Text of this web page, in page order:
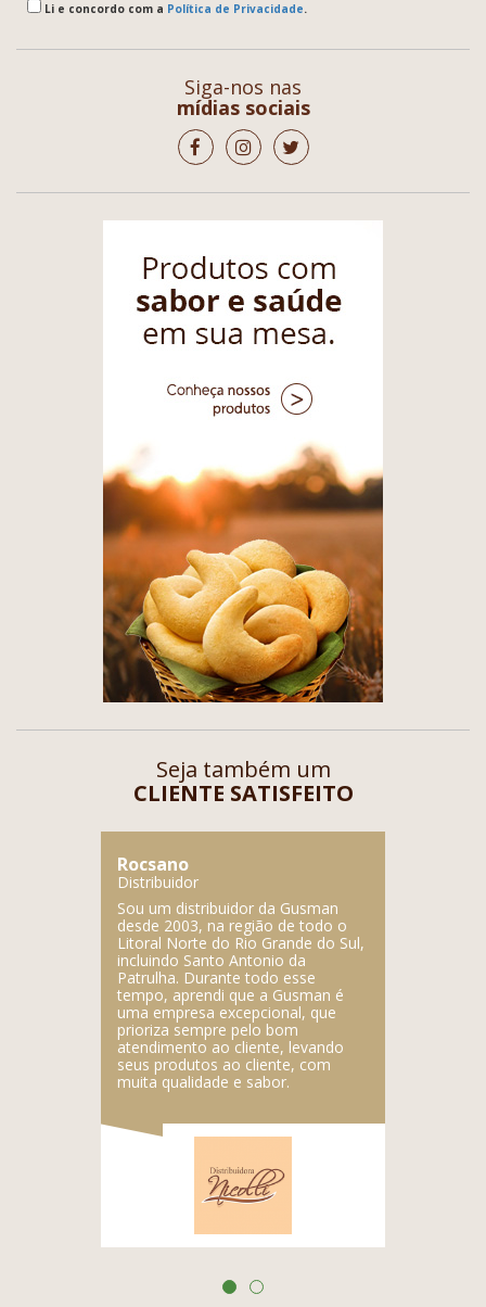
Li e concordo com a Política de Privacidade.
Siga-nos nas
mídias sociais
Seja também um
CLIENTE SATISFEITO
Rocsano
Distribuidor
Sou um distribuidor da Gusman
desde 2003, na região de todo o
Litoral Norte do Rio Grande do Sul,
incluindo Santo Antonio da
Patrulha. Durante todo esse
tempo, aprendi que a Gusman é
uma empresa excepcional, que
prioriza sempre pelo bom
atendimento ao cliente, levando
seus produtos ao cliente, com
muita qualidade e sabor.